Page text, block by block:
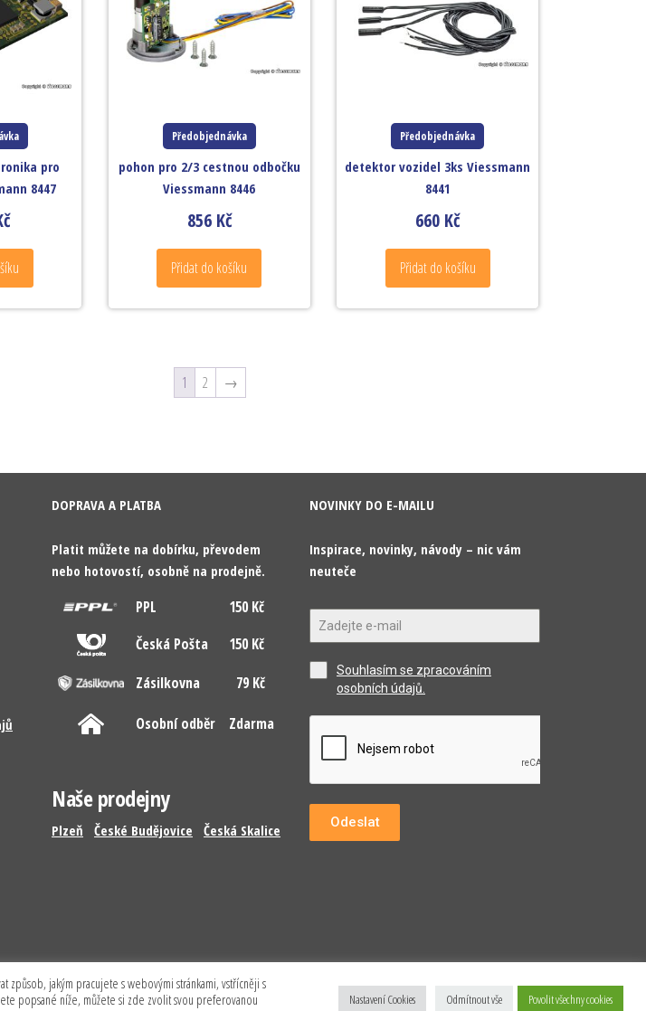
pro
8447
Předobjednávka
pohon pro 2/3 cestnou odbočku
Viessmann 8446
856 Kč
Přidat do košíku
Předobjednávka
detektor vozidel 3ks Viessmann
8441
660 Kč
Přidat do košíku
1 2 →
DOPRAVA A PLATBA
Platit můžete na dobírku, převodem
nebo hotovostí, osobně na prodejně.
PPL
150 Kč
Česká Pošta
150 Kč
Zásilkovna
79 Kč
Osobní odběr Zdarma
Naše prodejny
Plzeň České Budějovice Česká Skalice
NOVINKY DO E-MAILU
Inspirace, novinky, návody – nic vám
neuteče
Souhlasím se zpracováním
osobních údajů.
Odeslat
s.r.o. Všechna práva vyhrazena.
jakým pracujete s webovými stránkami, vstřícněji s
popsané níže, můžete si zde zvolit svou preferovanou
Nastavení Cookies Odmítnout vše Povolit všechny cookies